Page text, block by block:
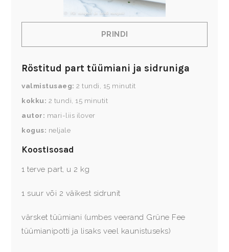
PRINDI
Röstitud part tüümiani ja sidruniga
valmistusaeg 2 tundi 15 minutit
kokku
2 tundi 15 minutit
autor
mari-liis ilover
kogus
neljale
Koostisosad
1 terve part, u 2 kg
1 suur või 2 väikest sidrunit
värsket tüümiani (umbes veerand Grüne Fee
tüümianipotti ja lisaks veel kaunistuseks)